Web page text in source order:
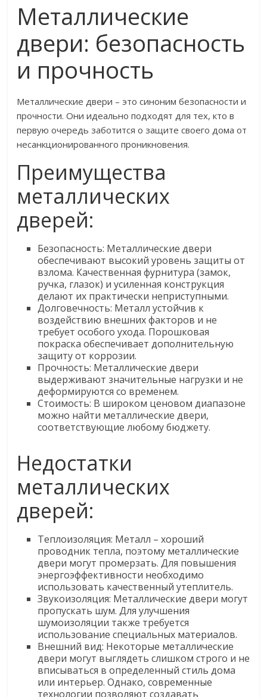
Металлические
двери: безопасность
и прочность
Металлические двери – это синоним безопасности и
прочности. Они идеально подходят для тех, кто в
первую очередь заботится о защите своего дома от
несанкционированного проникновения.
Преимущества
металлических
дверей:
Безопасность: Металлические двери
обеспечивают высокий уровень защиты от
взлома. Качественная фурнитура (замок,
ручка, глазок) и усиленная конструкция
делают их практически неприступными.
Долговечность: Металл устойчив к
воздействию внешних факторов и не
требует особого ухода. Порошковая
покраска обеспечивает дополнительную
защиту от коррозии.
Прочность: Металлические двери
выдерживают значительные нагрузки и не
деформируются со временем.
Стоимость: В широком ценовом диапазоне
можно найти металлические двери,
соответствующие любому бюджету.
Недостатки
металлических
дверей:
Теплоизоляция: Металл – хороший
проводник тепла, поэтому металлические
двери могут промерзать. Для повышения
энергоэффективности необходимо
использовать качественный утеплитель.
Звукоизоляция: Металлические двери могут
пропускать шум. Для улучшения
шумоизоляции также требуется
использование специальных материалов.
Внешний вид: Некоторые металлические
двери могут выглядеть слишком строго и не
вписываться в определенный стиль дома
или интерьер. Однако, современные
технологии позволяют создавать